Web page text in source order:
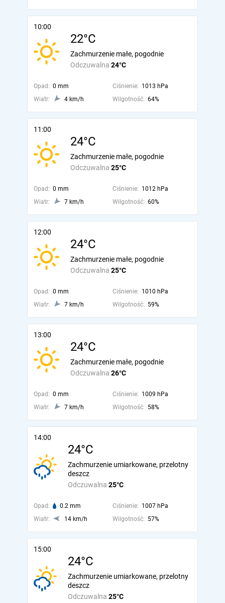
10:00
22°C
Odczuwalna 24°C
Zachmurzenie małe, pogodnie
Opad: 0 mm Ciśnienie: 1013 hPa
Wiatr:
4 km/h Wilgotność: 64%
11:00
24°C
Odczuwalna 25°C
Zachmurzenie małe, pogodnie
Opad: 0 mm Ciśnienie: 1012 hPa
Wiatr:
7 km/h Wilgotność: 60%
12:00
24°C
Odczuwalna 25°C
Zachmurzenie małe, pogodnie
Opad: 0 mm Ciśnienie: 1010 hPa
Wiatr:
7 km/h Wilgotność: 59%
13:00
24°C
Odczuwalna 26°C
Zachmurzenie małe, pogodnie
Opad: 0 mm Ciśnienie: 1009 hPa
Wiatr:
7 km/h Wilgotność: 58%
14:00
24°C
Odczuwalna 25°C
Zachmurzenie umiarkowane, przelotny
deszcz
Opad: 0.2 mm Ciśnienie: 1007 hPa
Wiatr:
14 km/h Wilgotność: 57%
15:00
24°C
Odczuwalna 25°C
Zachmurzenie umiarkowane, przelotny
deszcz